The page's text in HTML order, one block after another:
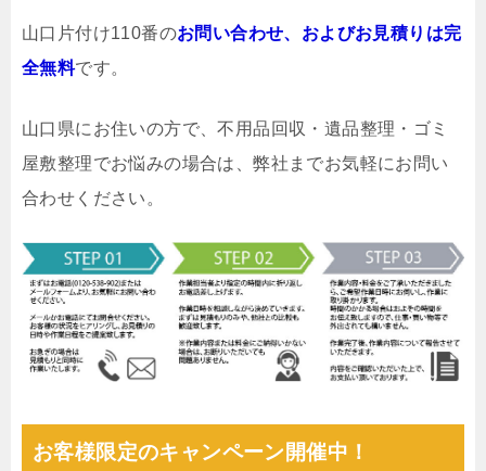
山口片付け110番のお問い合わせ、およびお見積りは完
全無料です。
山口県にお住いの方で、不用品回収・遺品整理・ゴミ
屋敷整理でお悩みの場合は、弊社までお気軽にお問い
合わせください。
お客様限定のキャンペーン開催中！